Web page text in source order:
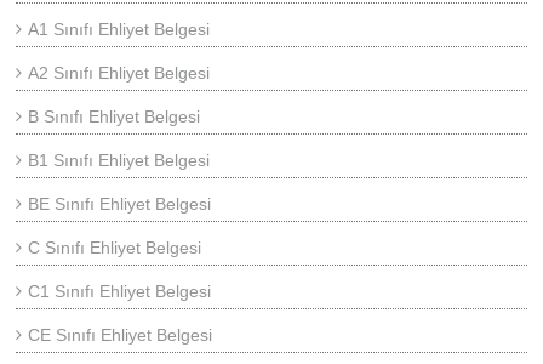
A1 Sınıfı Ehliyet Belgesi
A2 Sınıfı Ehliyet Belgesi
B Sınıfı Ehliyet Belgesi
B1 Sınıfı Ehliyet Belgesi
BE Sınıfı Ehliyet Belgesi
C Sınıfı Ehliyet Belgesi
C1 Sınıfı Ehliyet Belgesi
CE Sınıfı Ehliyet Belgesi